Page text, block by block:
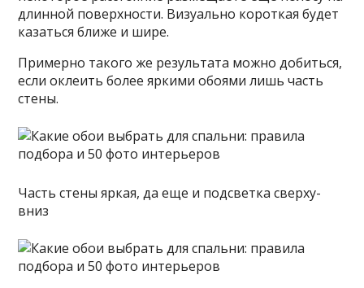
длинной поверхности. Визуально короткая будет
казаться ближе и шире.
Примерно такого же результата можно добиться,
если оклеить более яркими обоями лишь часть
стены.
Часть стены яркая, да еще и подсветка сверху-
вниз